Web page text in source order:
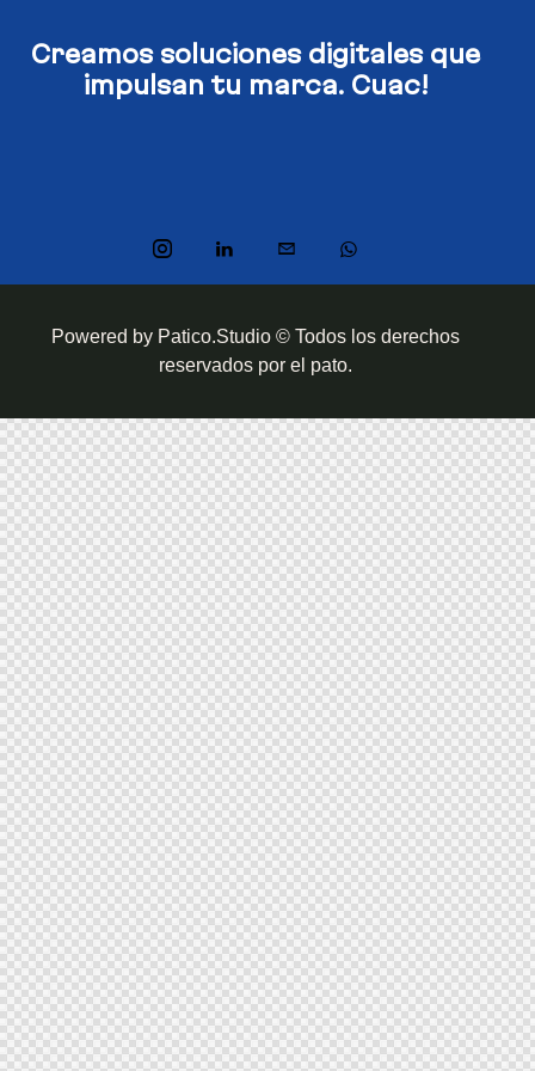
Creamos soluciones digitales​ que
impulsan tu marca. Cuac!
Powered by Patico.Studio © Todos los derechos
reservados por el pato.